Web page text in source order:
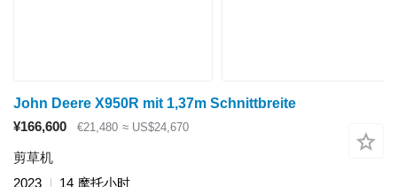
John Deere X950R mit 1,37m Schnittbreite
¥166,600
€21,480 ≈ US$24,670
剪草机
2023
14 摩托小时